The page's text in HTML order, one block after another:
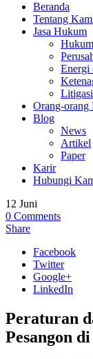
Beranda
Tentang
Jasa Hukum
Energi
Litigasi
Orang-orang
Blog
News
Artikel
Paper
Karir
Hubungi
12 Juni
0 Comments
Share
Facebook
Twitter
Google+
LinkedIn
Peraturan
Pesangon